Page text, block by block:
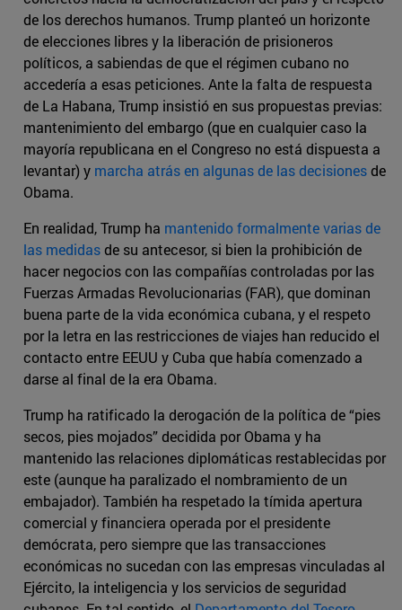
de los derechos humanos. Trump planteó un horizonte
de elecciones libres y la liberación de prisioneros
políticos, a sabiendas de que el régimen cubano no
accedería a esas peticiones. Ante la falta de respuesta
de La Habana, Trump insistió en sus propuestas previas:
mantenimiento del embargo (que en cualquier caso la
mayoría republicana en el Congreso no está dispuesta a
levantar) y marcha atrás en algunas de las decisionesde
Obama.
En realidad, Trump ha mantenido formalmente varias de
las medidasde su antecesor, si bien la prohibición de
hacer negocios con las compañías controladas por las
Fuerzas Armadas Revolucionarias (FAR), que dominan
buena parte de la vida económica cubana, y el respeto
por la letra en las restricciones de viajes han reducido el
contacto entre EEUU y Cuba que había comenzado a
darse al final de la era Obama.
Trump ha ratificado la derogación de la política de “pies
secos, pies mojados” decidida por Obama y ha
mantenido las relaciones diplomáticas restablecidas por
este (aunque ha paralizado el nombramiento de un
embajador). También ha respetado la tímida apertura
comercial y financiera operada por el presidente
demócrata, pero siempre que las transacciones
económicas no sucedan con las empresas vinculadas al
Ejército, la inteligencia y los servicios de seguridad